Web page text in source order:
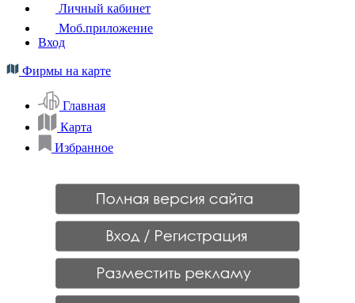
Личный кабинет
Моб.приложение
Вход
Фирмы на карте
Главная
Карта
Избранное